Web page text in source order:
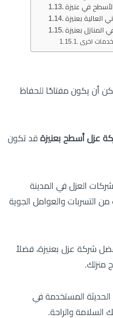
في عنيزة
العالية بعنيزة
المنازل بعنيزة
خدمات اخرى
أن يكون مفتاحًا للحفاظ
عزل أسطح بعنيزة قد تكون
العزل في المدينة
التسربات والعوامل الجوية
شركة عزل بعنيزة، فضلاً
منزلك.
المستخدمة في
والراحة.